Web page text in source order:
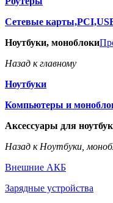
Сетевые
Ноутбуки, моноблоки
Назад к главному
Ноутбуки
Компьютеры и
Аксессуары для
Назад к Ноутбуки,
Внешние АКБ
Зарядные устройства